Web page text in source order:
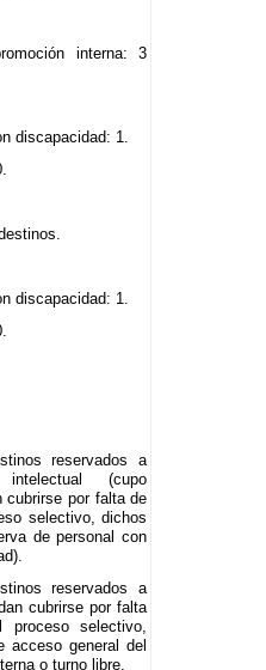
interna: 3
discapacidad: 1.
discapacidad: 1.
reservados a
(cupo
cubrirse por falta de
selectivo, dichos
de personal con
reservados a
cubrirse por falta
proceso selectivo,
acceso general del
o turno libre.